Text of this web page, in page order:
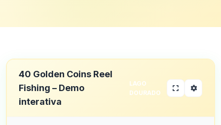
40 Golden Coins Reel
Fishing – Demo
interativa
LAGO
DOURADO